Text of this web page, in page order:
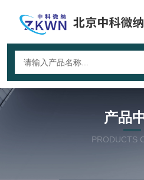
产品
PRODUCTS